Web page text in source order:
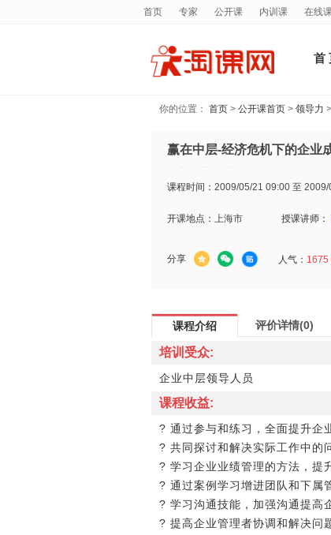
首
你的位置： 首页 > 公开课首页 > 领导力
赢在中层-经济危机下的企业
课程时间： 2009/05/21 09:00 至
开课地点： 上海市 授课讲师：
分享 人气： 1675
课程介绍 评价详情(0)
培训受众:
企业中层领导人员
课程收益:
? 通过参与和练习，全面提升企
? 共同探讨和解决实际工作中的
? 学习企业业绩管理的方法，提
? 通过案例学习增进团队和下属
? 学习沟通技能，加强沟通提高
? 提高企业管理者协调和解决问
首页 专家 公开课 内训课 在线